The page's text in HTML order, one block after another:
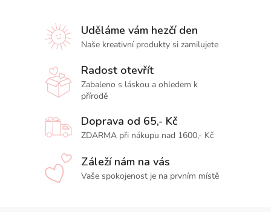
Uděláme vám hezčí den
Naše kreativní produkty si zamilujete
Radost otevřít
Zabaleno s láskou a ohledem k
přírodě
Doprava od 65,- Kč
ZDARMA při nákupu nad 1600,- Kč
Záleží nám na vás
Vaše spokojenost je na prvním místě